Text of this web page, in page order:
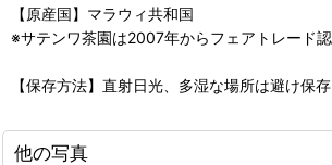
【原産国】マラウィ共和国
※サテンワ茶園は2007年からフェアトレード認
【保存方法】直射日光、多湿な場所は避け保存
他の写真